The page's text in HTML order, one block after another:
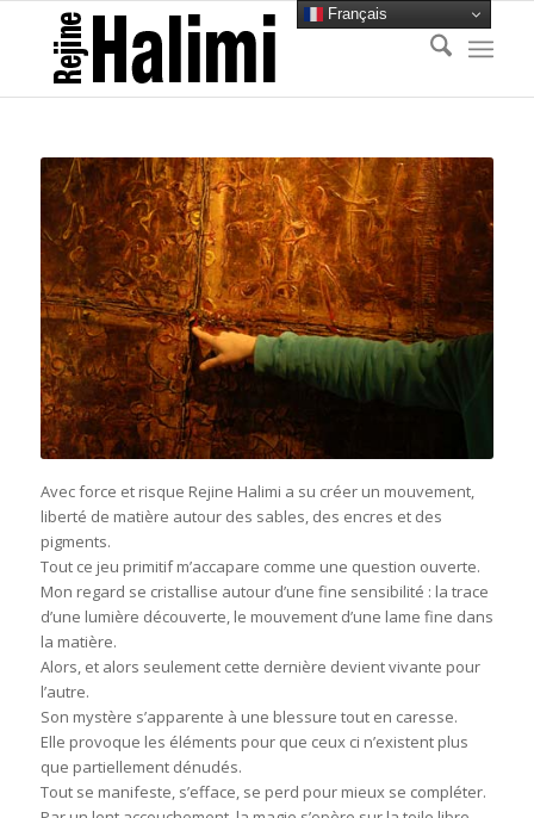
Avec force et risque Rejine Halimi a su créer un mouvement,
liberté de matière autour des sables, des encres et des
pigments.
Tout ce jeu primitif m’accapare comme une question ouverte.
Mon regard se cristallise autour d’une fine sensibilité : la trace
d’une lumière découverte, le mouvement d’une lame fine dans
la matière.
Alors, et alors seulement cette dernière devient vivante pour
l’autre.
Son mystère s’apparente à une blessure tout en caresse.
Elle provoque les éléments pour que ceux ci n’existent plus
que partiellement dénudés.
Tout se manifeste, s’efface, se perd pour mieux se compléter.
Français